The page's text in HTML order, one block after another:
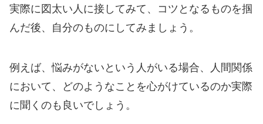
実際に図太い人に接してみて、コツとなるものを掴
んだ後、自分のものにしてみましょう。
例えば、悩みがないという人がいる場合、人間関係
において、どのようなことを心がけているのか実際
に聞くのも良いでしょう。